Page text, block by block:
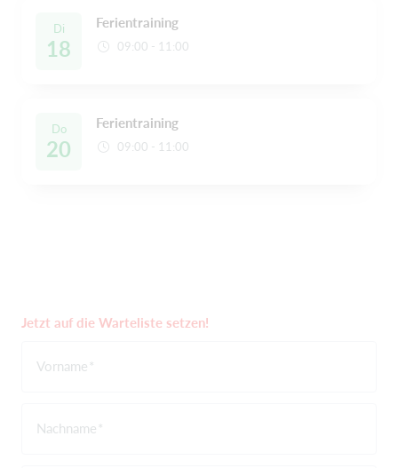
Di
18
Ferientraining
09:00 - 11:00
Do
20
Ferientraining
09:00 - 11:00
Jetzt auf die Warteliste setzen!
Vorname
Nachname